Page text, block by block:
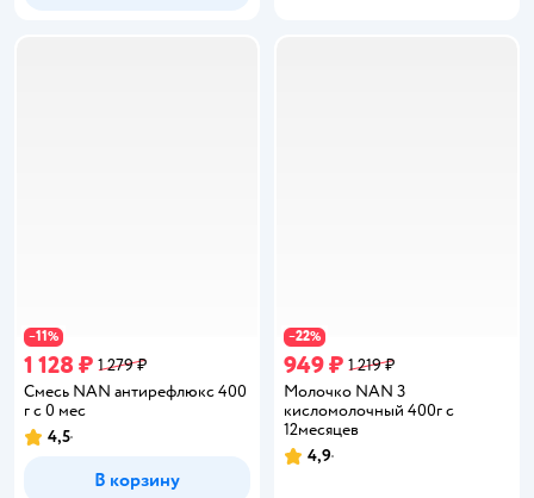
−11%
1 128 ₽ 1 279 ₽
Смесь NAN антирефлюкс 400
г с 0 мес
Рейтинг:
4,5
В корзину
−22%
949 ₽ 1 219 ₽
Молочко NAN 3
кисломолочный 400г с
12месяцев
Рейтинг:
4,9